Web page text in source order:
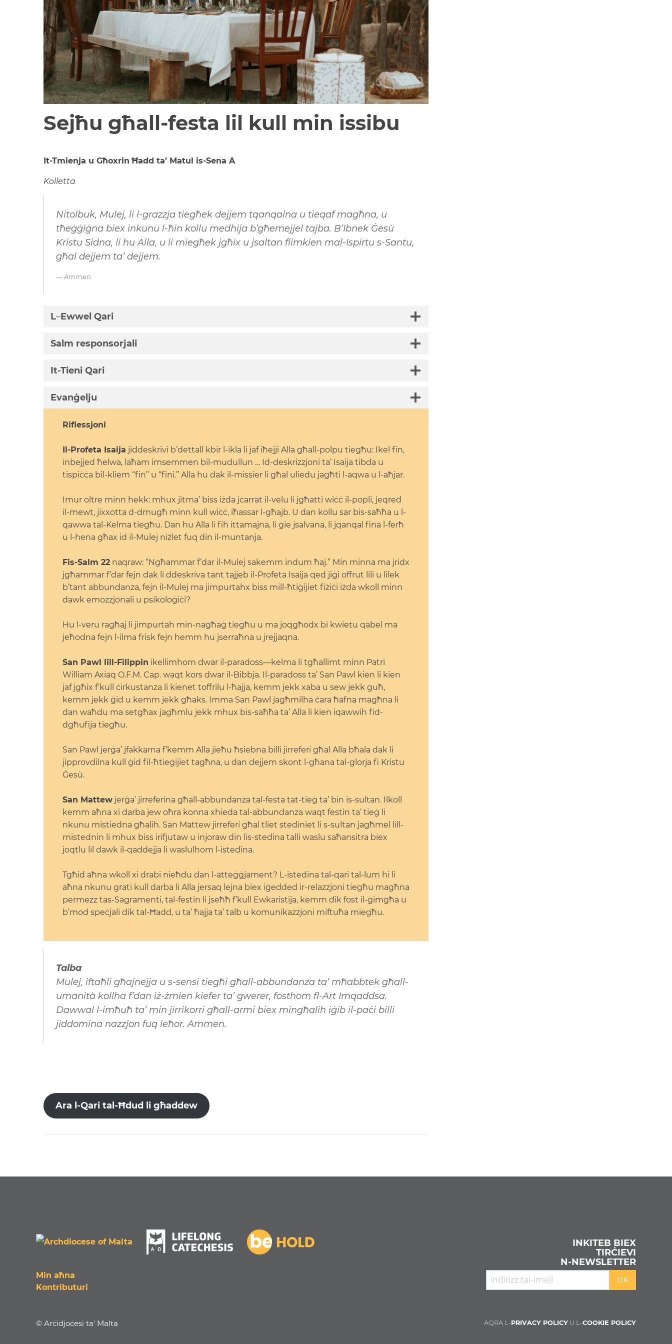
Sejħu għall-festa lil kull min issibu
It-Tmienja u Għoxrin Ħadd ta’ Matul is-Sena A
Kolletta
Nitolbuk, Mulej, li l-grazzja tiegħek dejjem tqanqalna u tieqaf magħna, u
tħeġġiġna biex inkunu l-ħin kollu medhija b’għemejjel tajba. B’Ibnek Ġesù
Kristu Sidna, li hu Alla, u li miegħek jgħix u jsaltan flimkien mal-Ispirtu s-Santu,
għal dejjem ta’ dejjem.
Ammen.
L–Ewwel Qari
Salm responsorjali
It-Tieni Qari
Evanġelju
Riflessjoni
Il-Profeta Isaija jiddeskrivi b’dettall kbir l-ikla li jaf iħejji Alla għall-polpu tiegħu: Ikel fin,
inbejjed ħelwa, laħam imsemmen bil-mudullun … Id-deskrizzjoni ta’ Isaija tibda u
tispiċċa bil-kliem “fin” u “fini.” Alla hu dak il-missier li għal uliedu jagħti l-aqwa u l-aħjar.
Imur oltre minn hekk: mhux jitma’ biss iżda jċarrat il-velu li jgħatti wiċċ il-popli, jeqred
il-mewt, jixxotta d-dmugħ minn kull wiċċ, iħassar l-għajb. U dan kollu sar bis-saħħa u l-
qawwa tal-Kelma tiegħu. Dan hu Alla li fih ittamajna, li ġie jsalvana, li jqanqal fina l-ferħ
u l-hena għax id il-Mulej niżlet fuq din il-muntanja.
Fis-Salm 22 naqraw: “Ngħammar f’dar il-Mulej sakemm indum ħaj.” Min minna ma jridx
jgħammar f’dar fejn dak li ddeskriva tant tajjeb il-Profeta Isaija qed jiġi offrut lili u lilek
b’tant abbundanza, fejn il-Mulej ma jimpurtahx biss mill-ħtiġijiet fiżiċi iżda wkoll minn
dawk emozzjonali u psikoloġiċi?
Hu l-veru ragħaj li jimpurtah min-nagħaġ tiegħu u ma joqgħodx bi kwietu qabel ma
jeħodna fejn l-ilma frisk fejn hemm hu jserraħna u jrejjaqna.
San Pawl lill-Filippin ikellimhom dwar il-paradoss—kelma li tgħallimt minn Patri
William Axiaq O.F.M. Cap. waqt kors dwar il-Bibbja. Il-paradoss ta’ San Pawl kien li kien
jaf jgħix f’kull ċirkustanza li kienet toffrilu l-ħajja, kemm jekk xaba u sew jekk ġuħ,
kemm jekk ġid u kemm jekk għaks. Imma San Pawl jagħmilha ċara ħafna magħna li
dan waħdu ma setgħax jagħmlu jekk mhux bis-saħħa ta’ Alla li kien iqawwih fid-
dgħufija tiegħu.
San Pawl jerġa’ jfakkarna f’kemm Alla jieħu ħsiebna billi jirreferi għal Alla bħala dak li
jipprovdilna kull ġid fil-ħtieġijiet tagħna, u dan dejjem skont l-għana tal-glorja fi Kristu
Ġesù.
San Mattew jerġa’ jirreferina għall-abbundanza tal-festa tat-tieġ ta’ bin is-sultan. Ilkoll
kemm aħna xi darba jew oħra konna xhieda tal-abbundanza waqt festin ta’ tieġ li
nkunu mistiedna għalih. San Mattew jirreferi għal tliet stediniet li s-sultan jagħmel lill-
mistednin li mhux biss irifjutaw u injoraw din lis-stedina talli waslu saħansitra biex
joqtlu lil dawk il-qaddejja li waslulhom l-istedina.
Tgħid aħna wkoll xi drabi nieħdu dan l-atteġġjament? L-istedina tal-qari tal-lum hi li
aħna nkunu grati kull darba li Alla jersaq lejna biex iġedded ir-relazzjoni tiegħu magħna
permezz tas-Sagramenti, tal-festin li jseħħ f’kull Ewkaristija, kemm dik fost il-ġimgħa u
b’mod speċjali dik tal-Ħadd, u ta’ ħajja ta’ talb u komunikazzjoni miftuħa miegħu.
Talba
Mulej, iftaħli għajnejja u s-sensi tiegħi għall-abbundanza ta’ mħabbtek għall-
umanità kollha f’dan iż-żmien kiefer ta’ gwerer, fosthom fl-Art Imqaddsa.
Dawwal l-imħuħ ta’ min jirrikorri għall-armi biex mingħalih iġib il-paċi billi
jiddomina nazzjon fuq ieħor. Ammen.
Ara l-Qari tal-Ħdud li għaddew
Min aħna
Kontributuri
© Arċidjoċesi ta' Malta
INKITEB BIEX
TIRĊIEVI
N‑NEWSLETTER
AQRA L-PRIVACY POLICY U L-COOKIE POLICY